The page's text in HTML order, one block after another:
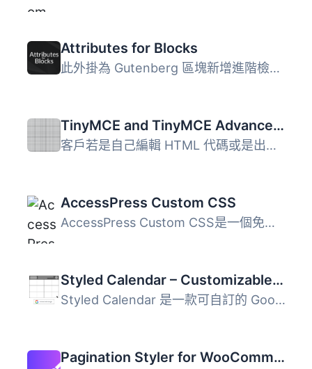
Attributes for Blocks
此外掛為 Gutenberg 區塊新增進階檢視器控制項，可讓您新增任...
TinyMCE and TinyMCE Advanced Professsional Formats and Styles
客戶若是自己編輯 HTML 代碼或是出現一些小問題時，往往會覺...
AccessPress Custom CSS
AccessPress Custom CSS是一個免費的WordPress外掛，可以讓您...
Styled Calendar – Customizable, Mobile Responsive Google Calendar Embeds
Styled Calendar 是一款可自訂的 Google 日曆嵌入外掛，讓使...
Pagination Styler for WooCommerce